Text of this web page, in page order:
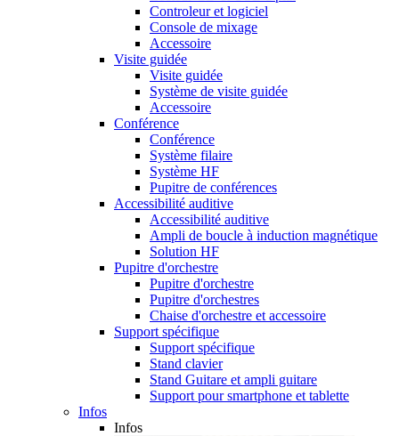
Controleur et logiciel
Console de mixage
Accessoire
Visite guidée
Visite guidée
Système de visite guidée
Accessoire
Conférence
Conférence
Système filaire
Système HF
Pupitre de conférences
Accessibilité auditive
Accessibilité auditive
Ampli de boucle à induction magnétique
Solution HF
Pupitre d'orchestre
Pupitre d'orchestre
Pupitre d'orchestres
Chaise d'orchestre et accessoire
Support spécifique
Support spécifique
Stand clavier
Stand Guitare et ampli guitare
Support pour smartphone et tablette
Infos
Infos